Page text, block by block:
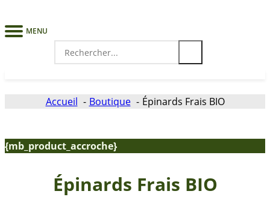
MENU
Search
for:
Accueil Boutique Épinards Frais BIO
{mb_product_accroche}
Épinards Frais BIO